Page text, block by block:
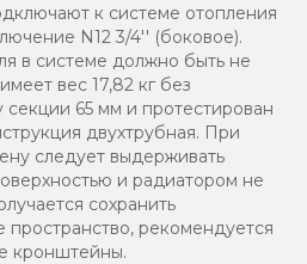
к системе отопления
N12 3/4'' (боковое).
в системе должно быть не
вес 17,82 кг без
секции 65 мм и протестирован
двухтрубная. При
следует выдерживать
и радиатором не
сохранить
рекомендуется
кронштейны.